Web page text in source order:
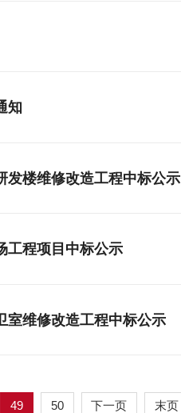
知
发楼维修改造工程中标公示
工程项目中标公示
室维修改造工程中标公示
49 50 下一页 末页